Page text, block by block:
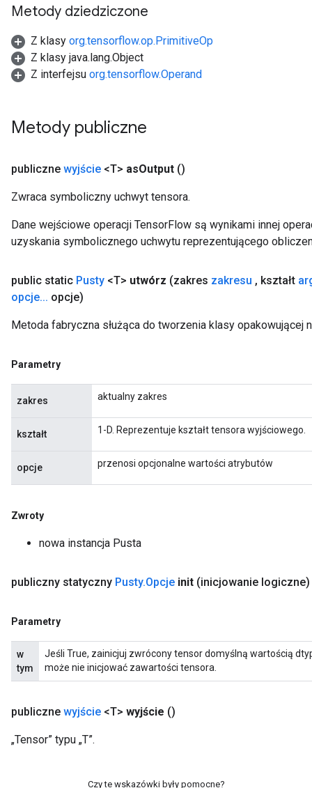
Metody dziedziczone
Z klasy org.tensorflow.op.PrimitiveOp
Z klasy java.lang.Object
Z interfejsu org.tensorflow.Operand
Metody publiczne
publiczne wyjście <T> asOutput ()
Zwraca symboliczny uchwyt tensora.
Dane wejściowe operacji TensorFlow są wynikami innej
uzyskania symbolicznego uchwytu reprezentującego
public static Pusty <T> utwórz (zakres zakresu , kształt
opcje... opcje)
Metoda fabryczna służąca do tworzenia klasy opakowującej
Parametry
zakres aktualny zakres
kształt 1-D. Reprezentuje kształt tensora wyjściowego.
opcje przenosi opcjonalne wartości atrybutów
Zwroty
nowa instancja Pusta
publiczny statyczny Pusty.Opcje init (inicjowanie logiczne)
Parametry
w
tym
Jeśli True, zainicjuj zwrócony tensor domyślną wartością
może nie inicjować zawartości tensora.
publiczne wyjście <T> wyjście ()
„Tensor” typu „T”.
Czy te wskazówki były pomocne?